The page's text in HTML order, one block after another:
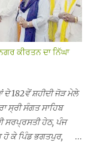
ਕੀਰਤਨ ਦਾ ਨਿੱਘਾ
ਦੇ 182ਵੇਂ ਸ਼ਹੀਦੀ ਜੋੜ ਮੇਲੇ
ਸ੍ਰੀ ਸੰਗਤ ਸਾਹਿਬ
ਸਰਪ੍ਰਸਤੀ ਹੇਠ, ਪੰਜ
ਹੋ ਕੇ ਪਿੰਡ ਭਗਤਪੁਰ,